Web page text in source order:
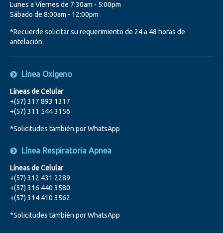
Lunes a Viernes de 7:30am - 5:00pm
Sábado de 8:00am - 12:00pm
*Recuerde solicitar su requerimiento de 24 a 48 horas de
antelación.
Línea Oxigeno
Líneas de Celular
+(57) 317 893 1317
+(57) 311 544 3156
*Solicitudes también por WhatsApp
Línea Respiratoria Apnea
Líneas de Celular
+(57) 312 431 2289
+(57) 316 440 3580
+(57) 314 410 3562
*Solicitudes también por WhatsApp